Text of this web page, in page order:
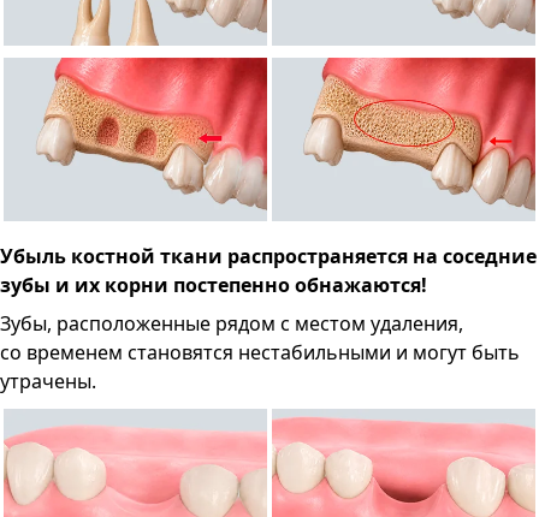
Убыль костной ткани распространяется на соседние
зубы и их корни постепенно обнажаются!
Зубы, расположенные рядом с местом удаления,
со временем становятся нестабильными и могут быть
утрачены.